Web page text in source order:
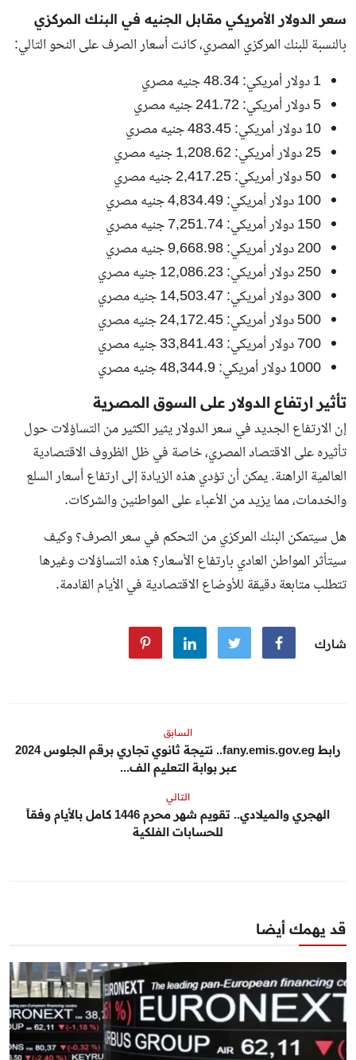
سعر الدولار الأمريكي مقابل الجنيه في البنك المركزي
بالنسبة للبنك المركزي المصري، كانت أسعار الصرف على النحو التالي:
1 دولار أمريكي: 48.34 جنيه مصري
5 دولار أمريكي: 241.72 جنيه مصري
10 دولار أمريكي: 483.45 جنيه مصري
25 دولار أمريكي: 1,208.62 جنيه مصري
50 دولار أمريكي: 2,417.25 جنيه مصري
100 دولار أمريكي: 4,834.49 جنيه مصري
150 دولار أمريكي: 7,251.74 جنيه مصري
200 دولار أمريكي: 9,668.98 جنيه مصري
250 دولار أمريكي: 12,086.23 جنيه مصري
300 دولار أمريكي: 14,503.47 جنيه مصري
500 دولار أمريكي: 24,172.45 جنيه مصري
700 دولار أمريكي: 33,841.43 جنيه مصري
1000 دولار أمريكي: 48,344.9 جنيه مصري
تأثير ارتفاع الدولار على السوق المصرية
إن الارتفاع الجديد في سعر الدولار يثير الكثير من التساؤلات حول
تأثيره على الاقتصاد المصري، خاصة في ظل الظروف الاقتصادية
العالمية الراهنة. يمكن أن تؤدي هذه الزيادة إلى ارتفاع أسعار السلع
والخدمات، مما يزيد من الأعباء على المواطنين والشركات.
هل سيتمكن البنك المركزي من التحكم في سعر الصرف؟ وكيف
سيتأثر المواطن العادي بارتفاع الأسعار؟ هذه التساؤلات وغيرها
تتطلب متابعة دقيقة للأوضاع الاقتصادية في الأيام القادمة.
شارك
السابق
رابط fany.emis.gov.eg.. نتيجة ثانوي تجاري برقم الجلوس 2024
عبر بوابة التعليم الف...
التالي
الهجري والميلادي.. تقويم شهر محرم 1446 كامل بالأيام وفقاً
للحسابات الفلكية
قد يهمك أيضا